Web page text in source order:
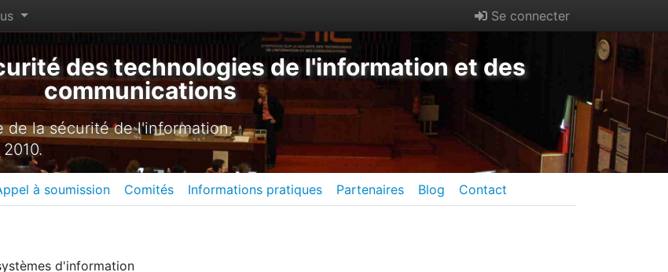
Se connecter
des technologies de l'information et des
communications
la sécurité de l'information.
à soumission Comités Informations pratiques Partenaires Blog Contact
d'information